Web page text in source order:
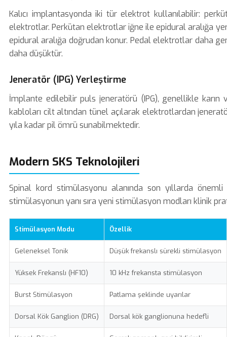
Kalıcı implantasyonda iki tür elektrot kullanılabilir:
elektrotlar. Perkütan elektrotlar iğne ile epidural aralığa
epidural aralığa doğrudan konur. Pedal elektrotlar daha
daha düşüktür.
Jeneratör (IPG) Yerleştirme
İmplante edilebilir puls jeneratörü (IPG), genellikle
kabloları cilt altından tünel açılarak elektrotlardan
yıla kadar pil ömrü sunabilmektedir.
Modern SKS Teknolojileri
Spinal kord stimülasyonu alanında son yıllarda
stimülasyonun yanı sıra yeni stimülasyon modları klinik
Stimülasyon Modu Özellik
Geleneksel Tonik Düşük frekanslı sürekli stimülasyon
Yüksek Frekanslı (HF10) 10 kHz frekansta stimülasyon
Burst Stimülasyon Patlama şeklinde uyarılar
Dorsal Kök Ganglion (DRG) Dorsal kök ganglionuna hedefli